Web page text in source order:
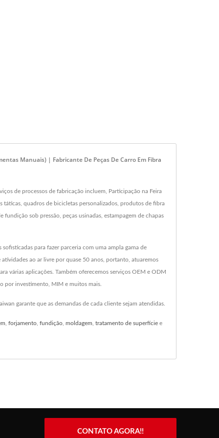
Manuais) | Fabricante De Peças De Carro Em Fibra
de processos de fabricação incluem, Participação na Feira
táticas, quadros de bicicletas personalizados, produtos de fibra
sob pressão, peças usinadas, estampagem de chapas
para fazer parceria com uma ampla gama de
ao ar livre por quase 50 anos, portanto, atuaremos
várias aplicações. Também oferecemos serviços OEM e ODM
por investimento, MIM e muitos mais.
garante que as demandas de cada cliente sejam atendidas.
forjamento fundição moldagem tratamento de superfície e
CONTATO AGORA!!